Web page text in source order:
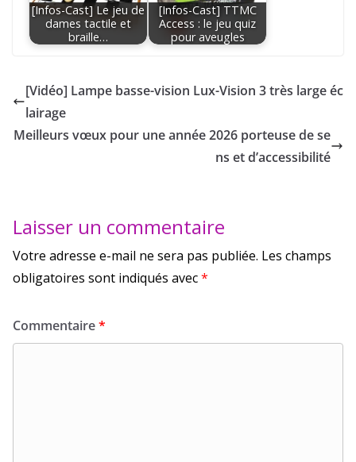
[Infos-Cast] Le jeu de
dames tactile et
braille…
[Infos-Cast] TTMC
Access : le jeu quiz
pour aveugles
[Vidéo] Lampe basse-vision Lux-Vision 3 très large éc
lairage
Meilleurs vœux pour une année 2026 porteuse de se
ns et d’accessibilité
Laisser un commentaire
Votre adresse e-mail ne sera pas publiée. Les champs
obligatoires sont indiqués avec*
Commentaire*